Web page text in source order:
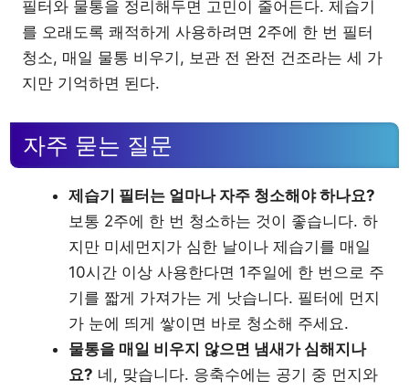
필터와 물통을 정리해두면 고민이 줄어든다. 제습기
를 오래도록 쾌적하게 사용하려면 2주에 한 번 필터
청소, 매일 물통 비우기, 보관 전 완전 건조라는 세 가
지만 기억하면 된다.
자주 묻는 질문
제습기 필터는 얼마나 자주 청소해야 하나요?
보통 2주에 한 번 청소하는 것이 좋습니다. 하
지만 미세먼지가 심한 날이나 제습기를 매일
10시간 이상 사용한다면 1주일에 한 번으로 주
기를 짧게 가져가는 게 낫습니다. 필터에 먼지
가 눈에 띄게 쌓이면 바로 청소해 주세요.
물통을 매일 비우지 않으면 냄새가 심해지나
요? 네, 맞습니다. 응축수에는 공기 중 먼지와